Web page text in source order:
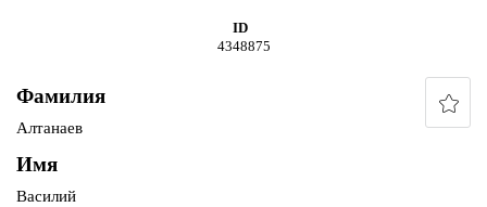
ID
4348875
Фамилия
Алтанаев
Имя
Василий